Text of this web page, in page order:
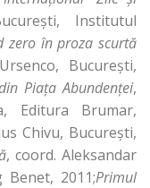
Institutul
zero în proza scurtă
București,
Piața Abundenței,
Editura Brumar,
Chivu, București,
, coord. Aleksandar
Benet, 2011;Primul